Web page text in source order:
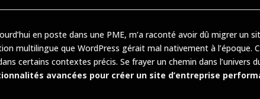
en poste dans une PME, m’a raconté avoir dû migrer un
multilingue que WordPress gérait mal nativement à l’époque.
certains contextes précis. Se frayer un chemin dans l’univers
avancées pour créer un site d’entreprise